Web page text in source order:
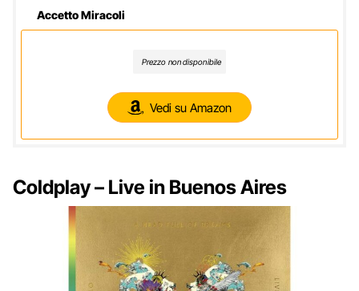
Accetto Miracoli
Prezzo non disponibile
Vedi su Amazon
Coldplay – Live in Buenos Aires